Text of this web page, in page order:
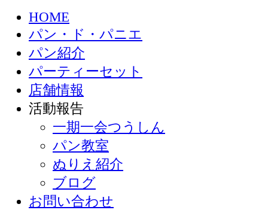
HOME
パン・ド・パニエ
パン紹介
パーティーセット
店舗情報
活動報告
一期一会つうしん
パン教室
ぬりえ紹介
ブログ
お問い合わせ